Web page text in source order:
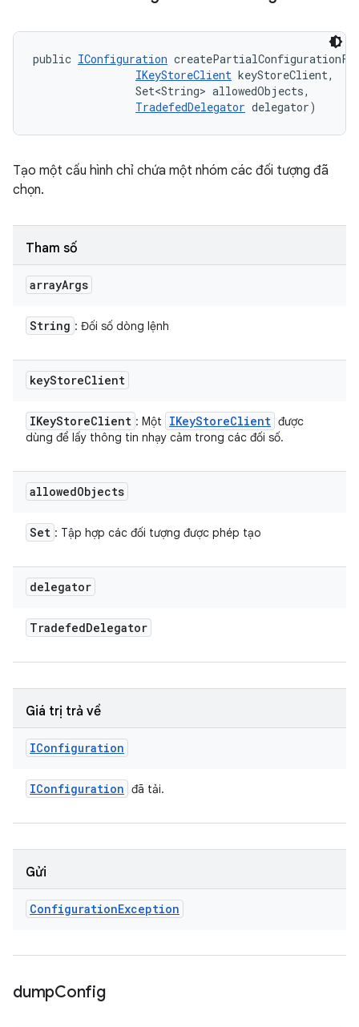
public IConfiguration
IKeyStoreClient keyStoreClient,
                Set<String> allowedObjects,
TradefedDelegator delegator)
Tạo một cấu hình chỉ chứa một nhóm các đối tượng đã
chọn.
Tham số
arrayArgs
String : Đối số dòng lệnh
keyStoreClient
IKeyStoreClient : Một IKeyStoreClient được
dùng để lấy thông tin nhạy cảm trong các đối số.
allowedObjects
Set : Tập hợp các đối tượng được phép tạo
delegator
TradefedDelegator
Giá trị trả về
IConfiguration
IConfiguration đã tải.
Gửi
ConfigurationException
dumpConfig